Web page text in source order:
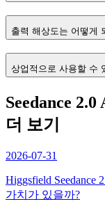
출력 해상도는 어떻게
상업적으로 사용할 수
Seedance
더 보기
2026-07-31
Higgsfield
가치가 있을까?